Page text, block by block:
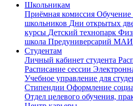
Школьникам
Приёмная комиссия Обучение
школьников Дни открытых
курсы Детский технопарк
школа Предуниверсарий МАИ
Студентам
Личный кабинет студента
Расписание сессии
Учебное управление для
Стипендии Оформление
Отдел целевого обучения,